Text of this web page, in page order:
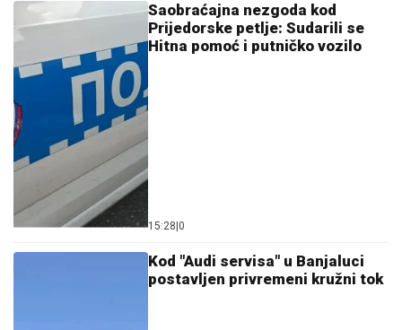
Saobraćajna nezgoda kod
Prijedorske petlje: Sudarili se
Hitna pomoć i putničko vozilo
15:28 0
Kod "Audi servisa" u Banjaluci
postavljen privremeni kružni tok